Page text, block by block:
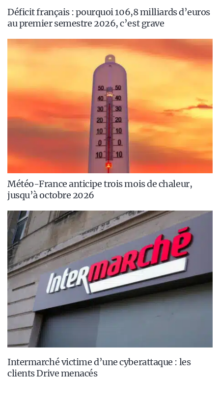
Déficit français : pourquoi 106,8 milliards d’euros
au premier semestre 2026, c’est grave
Météo-France anticipe trois mois de chaleur,
jusqu’à octobre 2026
Intermarché victime d’une cyberattaque : les
clients Drive menacés